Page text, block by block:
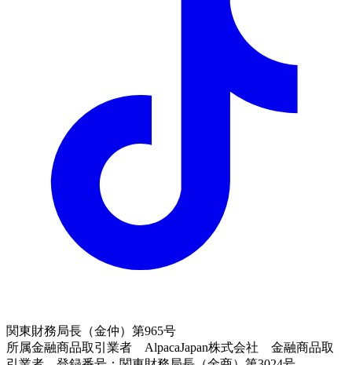
関東財務局長（金仲）第965号
所属金融商品取引業者 AlpacaJapan株式会社 金融商品取